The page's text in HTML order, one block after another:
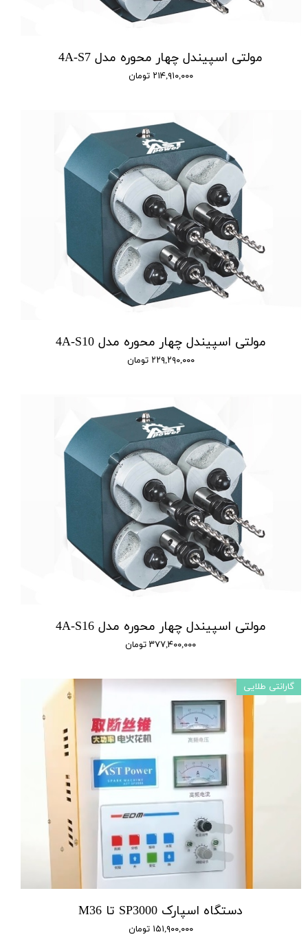
مولتی اسپیندل چهار محوره مدل 4A-S7
۲۱۴,۹۱۰,۰۰۰ تومان
مولتی اسپیندل چهار محوره مدل 4A-S10
۲۲۹,۲۹۰,۰۰۰ تومان
مولتی اسپیندل چهار محوره مدل 4A-S16
۳۷۷,۴۰۰,۰۰۰ تومان
دستگاه اسپارک SP3000 تا M36
۱۵۱,۹۰۰,۰۰۰ تومان
گارانتی طلایی